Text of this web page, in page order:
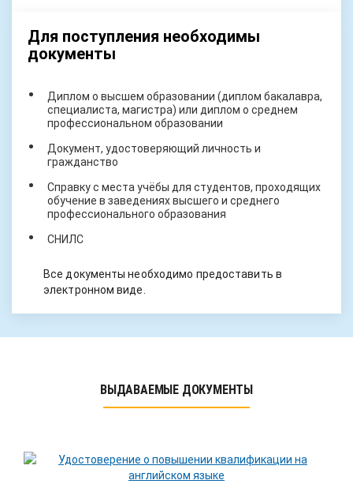
Для поступления необходимы
документы
Диплом о высшем образовании (диплом бакалавра,
специалиста, магистра) или диплом о среднем
профессиональном образовании
Документ, удостоверяющий личность и
гражданство
Справку с места учёбы для студентов, проходящих
обучение в заведениях высшего и среднего
профессионального образования
СНИЛС
Все документы необходимо предоставить в
электронном виде.
ВЫДАВАЕМЫЕ ДОКУМЕНТЫ